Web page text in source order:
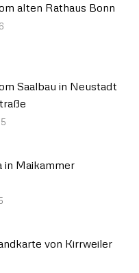
alten Rathaus Bonn
Saalbau in Neustadt
in Maikammer
von Kirrweiler